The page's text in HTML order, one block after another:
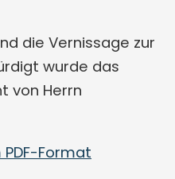
die Vernissage zur
wurde das
von Herrn
Format